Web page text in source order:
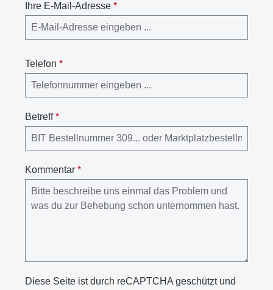
Ihre E-Mail-Adresse *
Telefon *
Betreff*
Kommentar *
Diese Seite ist durch reCAPTCHA geschützt und